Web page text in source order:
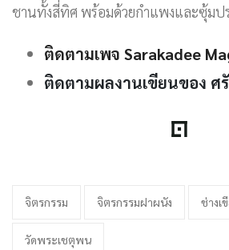
ชานทั้งสี่ทิศ พร้อมด้วยกำแพงและซุ้มป
ติดตามเพจ Sarakadee
ติดตามผลงานเขียนของ
จิตรกรรม จิตรกรรมฝาผนัง ช่างเ
วัดพระเชตุพน